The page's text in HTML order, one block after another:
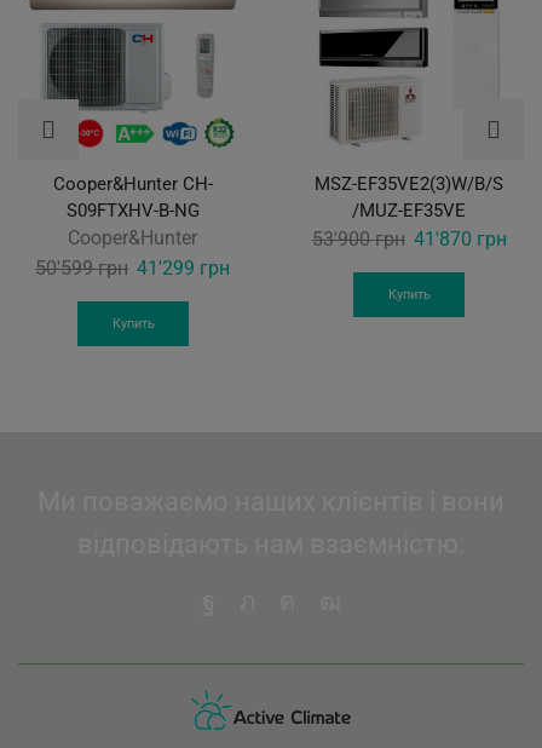
Cooper&Hunter CH-
S09FTXHV-B-NG
Cooper&Hunter
50'599грн Original
price
was:
41'299 грн
Купить
MSZ-EF35VE2(3)W/B/S
/MUZ-EF35VE
53'900грн Original
price
was:
41'870 грн
Купить